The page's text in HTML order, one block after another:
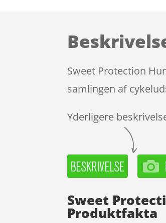
Sweet Protection
samlingen af
Yderligere
Sweet
Produktfakta